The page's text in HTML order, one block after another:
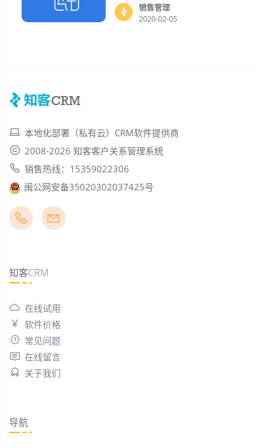
销售管理
2020-02-05
本地化部署（私有云）CRM软件提供商
2008-2026 知客客户关系管理系统
销售热线：15359022306
闽公网安备35020302037425号
知客CRM
在线试用
软件价格
常见问题
在线留言
关于我们
导航